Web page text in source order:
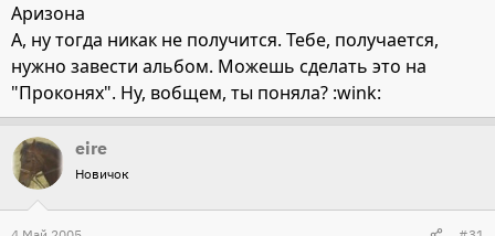
Аризона
А, ну тогда никак не получится. Тебе, получается,
нужно завести альбом. Можешь сделать это на
"Проконях". Ну, вобщем, ты поняла? :wink:
eire
Новичок